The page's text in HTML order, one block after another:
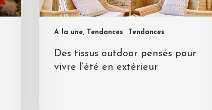
A la une, Tendances Tendances
Des tissus outdoor pensés pour
vivre l’été en extérieur